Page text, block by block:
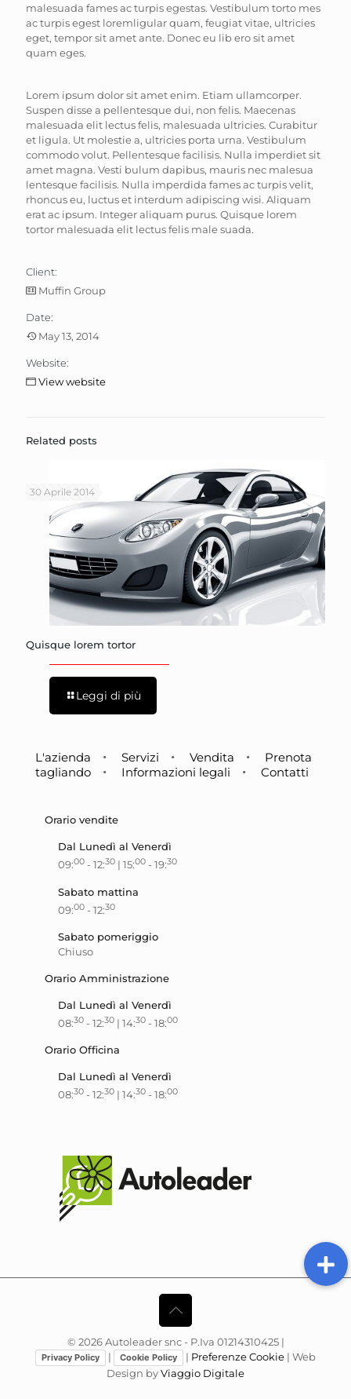
malesuada fames ac turpis egestas. Vestibulum torto mes
ac turpis egest loremligular quam, feugiat vitae, ultricies
eget, tempor sit amet ante. Donec eu lib ero sit amet
quam eges.
Lorem ipsum dolor sit amet enim. Etiam ullamcorper.
Suspen disse a pellentesque dui, non felis. Maecenas
malesuada elit lectus felis, malesuada ultricies. Curabitur
et ligula. Ut molestie a, ultricies porta urna. Vestibulum
commodo volut. Pellentesque facilisis. Nulla imperdiet sit
amet magna. Vesti bulum dapibus, mauris nec malesua
lentesque facilisis. Nulla imperdida fames ac turpis velit,
rhoncus eu, luctus et interdum adipiscing wisi. Aliquam
erat ac ipsum. Integer aliquam purus. Quisque lorem
tortor malesuada elit lectus felis male suada.
Client:
Muffin Group
Date:
May 13, 2014
Website:
View website
Related posts
30 Aprile 2014
Quisque lorem tortor
Leggi di più
L'azienda Servizi Vendita
Prenota
tagliando
Informazioni legali Contatti
Orario vendite
Dal Lunedì al Venerdì
09:00- 12:30| 15:00- 19:30
Sabato mattina
09:00- 12:30
Sabato pomeriggio
Chiuso
Orario Amministrazione
Dal Lunedì al Venerdì
08:30- 12:30| 14:30- 18:00
Orario Officina
Dal Lunedì al Venerdì
08:30- 12:30| 14:30- 18:00
© 2026Autoleader snc - P.Iva 01214310425 |
Privacy Policy | Cookie Policy | Preferenze Cookie | Web
Design byViaggio Digitale